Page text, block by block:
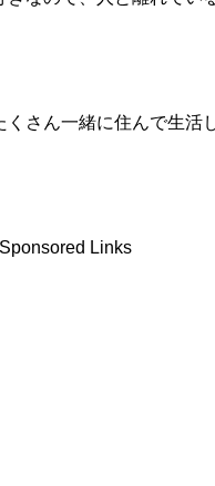
さん一緒に住んで生活
Sponsored Links